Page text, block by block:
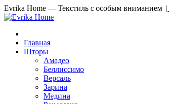
Evrika Home — Текстиль с особым вниманием |
Главная
Шторы
Амадео
Беллиссимо
Версаль
Зарина
Медина